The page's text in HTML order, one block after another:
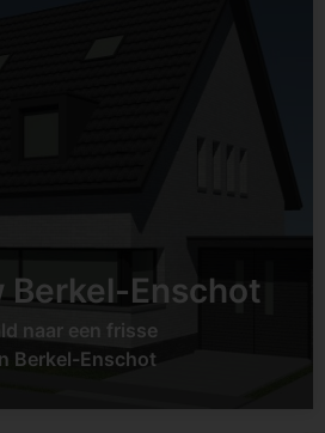
Berkel-Enschot
naar een frisse
Berkel-Enschot